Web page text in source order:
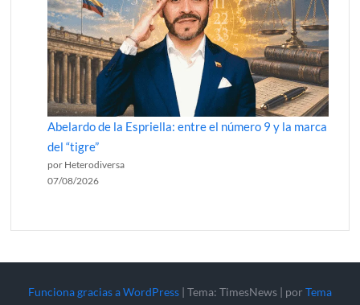
Abelardo de la Espriella: entre el número 9 y la marca
del “tigre”
por Heterodiversa
07/08/2026
Funciona gracias a WordPress | Tema: TimesNews | por Tema